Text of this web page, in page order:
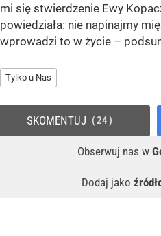
mi się stwierdzenie Ewy
powiedziała: nie napinajmy
wprowadzi to w życie –
Tylko u Nas
Obserwuj nas w
Dodaj jako
SKOMENTUJ 24